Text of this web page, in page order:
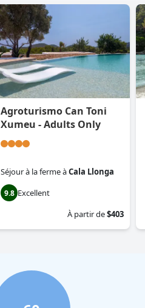
Agroturismo Can Toni
Xumeu - Adults Only
Séjour à la fermeàCala Llonga
9.8 Excellent
À partir de$403